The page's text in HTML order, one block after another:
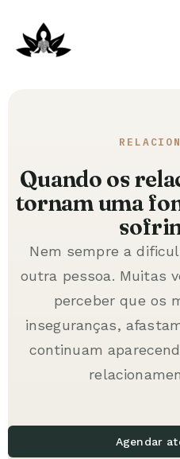
para
Quando os
tornam uma
Nem sempre a
outra pessoa. Muitas
perceber que os
inseguranças,
continuam
Agendar